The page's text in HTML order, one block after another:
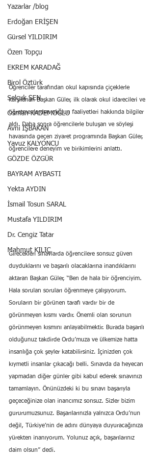
Yazarlar /blog
Erdoğan ERİŞEN
Gürsel YILDIRIM
Özen Topçu
EKREM KARADAĞ
Birol Öztürk
Selçuk ŞEN
Osman KADEMOĞLU
Avni İŞBAKAN
Yavuz KALYONCU
GÖZDE ÖZGÜR
BAYRAM AYBASTI
Yekta AYDIN
İsmail Tosun SARAL
Mustafa YILDIRIM
Dr. Cengiz Tatar
Mahmut KILIÇ
Öğrenciler tarafından okul kapısında çiçeklerle
karşılanan Başkan Güler, ilk olarak okul idarecileri ve
öğretmenlerden okulun faaliyetleri hakkında bilgiler
aldı. Daha sonra öğrencilerle buluşan ve söyleşi
havasında geçen ziyaret programında Başkan Güler,
öğrencilere deneyim ve birikimlerini anlattı.
Girecekleri sınavlarda öğrencilere sonsuz güven
duyduklarını ve başarılı olacaklarına inandıklarını
aktaran Başkan Güler, “Ben de hala bir öğrenciyim.
Hala sorulan soruları öğrenmeye çalışıyorum.
Soruların bir görünen tarafı vardır bir de
görünmeyen kısmı vardır. Önemli olan sorunun
görünmeyen kısmını anlayabilmektir. Burada başarılı
olduğunuz takdirde Ordu’muza ve ülkemize hatta
insanlığa çok şeyler katabilirsiniz. İçinizden çok
kıymetli insanlar çıkacağı belli. Sınavda da heyecan
yapmadan diğer günler gibi kabul ederek sınavınızı
tamamlayın. Önünüzdeki ki bu sınavı başarıyla
geçeceğinize olan inancımız sonsuz. Sizler bizim
gururumuzsunuz. Başarılarınızla yalnızca Ordu’nun
değil, Türkiye’nin de adını dünyaya duyuracağınıza
yürekten inanıyorum. Yolunuz açık, başarılarınız
daim olsun” dedi.